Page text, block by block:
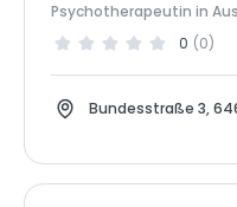
Psychotherapeutin in
0 (0)
Bundesstraße 3,